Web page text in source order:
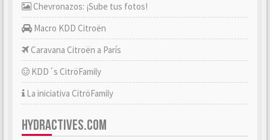
Chevronazos: ¡Sube tus fotos!
Macro KDD Citroën
Caravana Citroën a París
KDD´s CitröFamily
La iniciativa CitröFamily
HYDRACTIVES.COM